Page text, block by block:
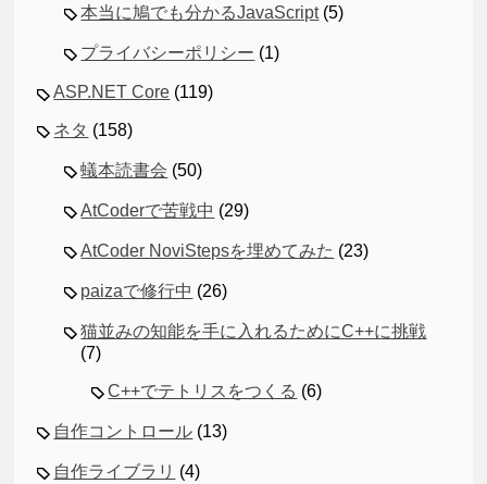
本当に鳩でも分かるJavaScript(5)
プライバシーポリシー (1)
ASP.NET Core (119)
ネタ (158)
蟻本読書会 (50)
AtCoderで苦戦中 (29)
AtCoder NoviStepsを埋めてみた (23)
paizaで修行中 (26)
猫並みの知能を手に入れるためにC++に挑戦
(7)
C++でテトリスをつくる (6)
自作コントロール (13)
自作ライブラリ (4)